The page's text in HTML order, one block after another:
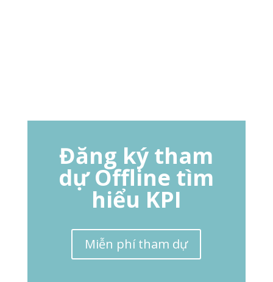
Đăng ký tham
dự Offline tìm
hiểu KPI
Miễn phí tham dự